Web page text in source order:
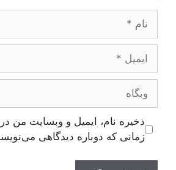
ایمیل
وبگاه
ذخیره نام، ایمیل و وبسایت من
زمانی که دوباره دیدگاهی